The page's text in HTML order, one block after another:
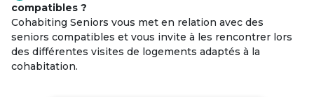
compatibles ?
Cohabiting Seniors vous met en relation avec des
seniors compatibles et vous invite à les rencontrer lors
des différentes visites de logements adaptés à la
cohabitation.